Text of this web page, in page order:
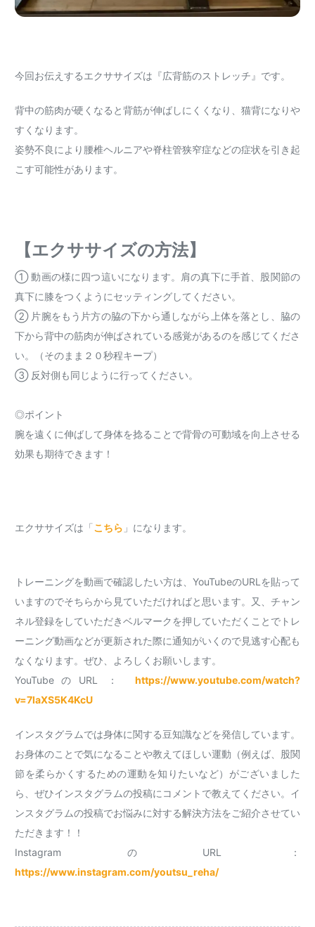
今回お伝えするエクササイズは『広背筋のストレッチ』です。
背中の筋肉が硬くなると背筋が伸ばしにくくなり、猫背になりや
すくなります。
姿勢不良により腰椎ヘルニアや脊柱管狭窄症などの症状を引き起
こす可能性があります。
【エクササイズの方法】
① 動画の様に四つ這いになります。肩の真下に手首、股関節の
真下に膝をつくようにセッティングしてください。
② 片腕をもう片方の脇の下から通しながら上体を落とし、脇の
下から背中の筋肉が伸ばされている感覚があるのを感じてくださ
い。（そのまま２０秒程キープ）
③ 反対側も同じように行ってください。
◎ポイント
腕を遠くに伸ばして身体を捻ることで背骨の可動域を向上させる
効果も期待できます！
エクササイズは「こちら 」になります。
トレーニングを動画で確認したい方は、YouTubeのURLを貼って
いますのでそちらから見ていただければと思います。又、チャン
ネル登録をしていただきベルマークを押していただくことでトレ
ーニング動画などが更新された際に通知がいくので見逃す心配も
なくなります。ぜひ、よろしくお願いします。
YouTubeのURL ： https://www.youtube.com/watch?
v=7laXS5K4KcU
インスタグラムでは身体に関する豆知識などを発信しています。
お身体のことで気になることや教えてほしい運動（例えば、股関
節を柔らかくするための運動を知りたいなど）がございました
ら、ぜひインスタグラムの投稿にコメントで教えてください。イ
ンスタグラムの投稿でお悩みに対する解決方法をご紹介させてい
ただきます！！
InstagramのURL ：
https://www.instagram.com/youtsu_reha/